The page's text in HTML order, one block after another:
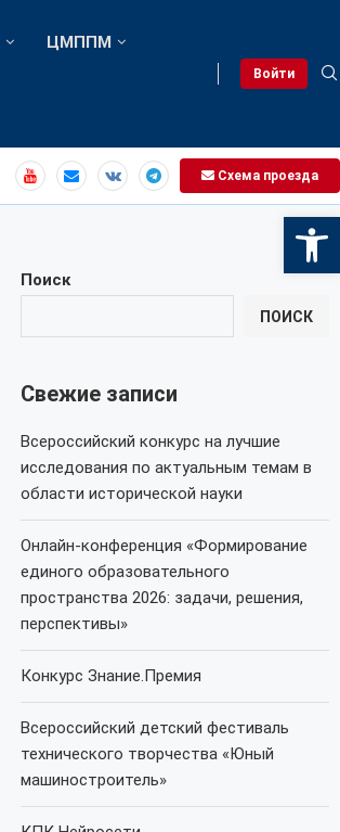
ЦМППМ
Войти
Схема проезда
Поиск
ПОИСК
Свежие записи
Всероссийский конкурс на лучшие
исследования по актуальным темам в
области исторической науки
Онлайн-конференция «Формирование
единого образовательного
пространства 2026: задачи, решения,
перспективы»
Конкурс Знание.Премия
Всероссийский детский фестиваль
технического творчества «Юный
машиностроитель»